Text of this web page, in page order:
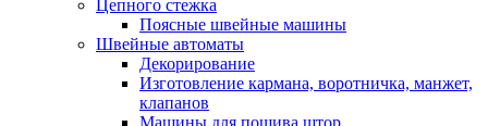
Цепного стежка
Поясные швейные машины
Швейные автоматы
Декорирование
Изготовление кармана, воротничка, манжет,
клапанов
Машины для пошива штор